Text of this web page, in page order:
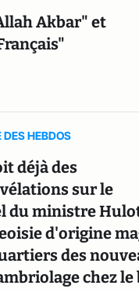
Akbar" et
DES HEBDOS
déjà des
sur le
du ministre
d'origine
des
chez le